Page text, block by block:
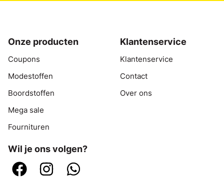
Onze producten
Coupons
Modestoffen
Boordstoffen
Mega sale
Fournituren
Klantenservice
Klantenservice
Contact
Over ons
Wil je ons volgen?